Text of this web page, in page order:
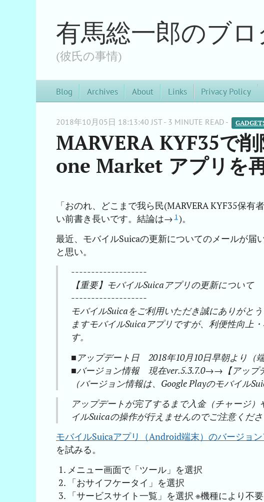
有馬総一郎のブ
(彼氏の事情)
Blog Archives About Links Privacy Policy
2018年10月05日 18:13:40 JST - 3 MINUTE READ -
MARVERA KYF35で
one Market アプリを
「おのれ、どこまで我ら民(MARVERA KYF35保
い前書き長いです。結論は→ 1)。
最近、モバイルSuicaの更新についてのメールが
と思い。
-------------------
【重要】モバイルSuicaアプリの更新について
-------------------
モバイルSuicaをご利用いただき誠にありがと
ますモバイルSuicaアプリですが、利便性向上
す。
■アップデート日 2018年10月10日早朝より（
■バージョン情報 現在ver.5.3.7.0→→【アップ
（バージョン情報は、Google Playのモバイル
アップデートが完了するまで入金（チャージ
イルSuicaの操作が行えませんのでご注意くださ
モバイルSuicaアプリ（Android端末）のバージョ
を試みる。
メニュー画面で「ツール」を選択
「おサイフケータイ」を選択
「サービスサイト一覧」を選択 ※機種により不要